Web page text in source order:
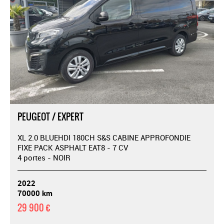
PEUGEOT / EXPERT
XL 2.0 BLUEHDI 180CH S&S CABINE APPROFONDIE
FIXE PACK ASPHALT EAT8 - 7 CV
4 portes - NOIR
2022
70000 km
29 900 €